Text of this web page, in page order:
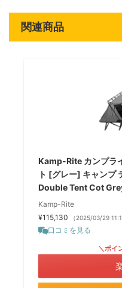
関連商品
Kamp-Rite カンプラ
ト [グレー] キャンプ
Double Tent Cot
Kamp-Rite
¥115,130
（2025/03/29
口コミを見る
＼ポイ